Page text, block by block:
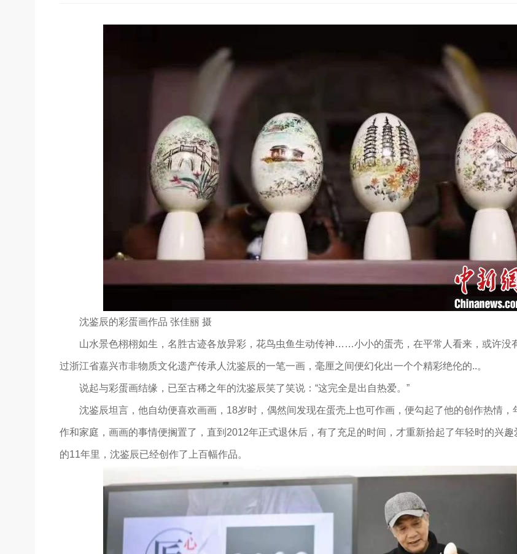
沈鉴辰的彩蛋画作品 张佳丽 摄
山水景色栩栩如生，名胜古迹各放异彩，花鸟虫鱼生动传神……小小的蛋壳，在平常人看来，或许没
过浙江省嘉兴市非物质文化遗产传承人沈鉴辰的一笔一画，毫厘之间便幻化出一个个精彩绝伦的..。
说起与彩蛋画结缘，已至古稀之年的沈鉴辰笑了笑说：“这完全是出自热爱。”
沈鉴辰坦言，他自幼便喜欢画画，18岁时，偶然间发现在蛋壳上也可作画，便勾起了他的创作热情，
作和家庭，画画的事情便搁置了，直到2012年正式退休后，有了充足的时间，才重新拾起了年轻时的兴趣
的11年里，沈鉴辰已经创作了上百幅作品。